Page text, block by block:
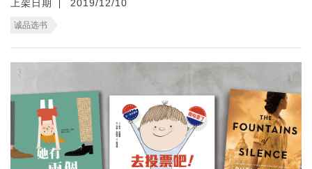
上架日期 2019/12/10
诚品选书